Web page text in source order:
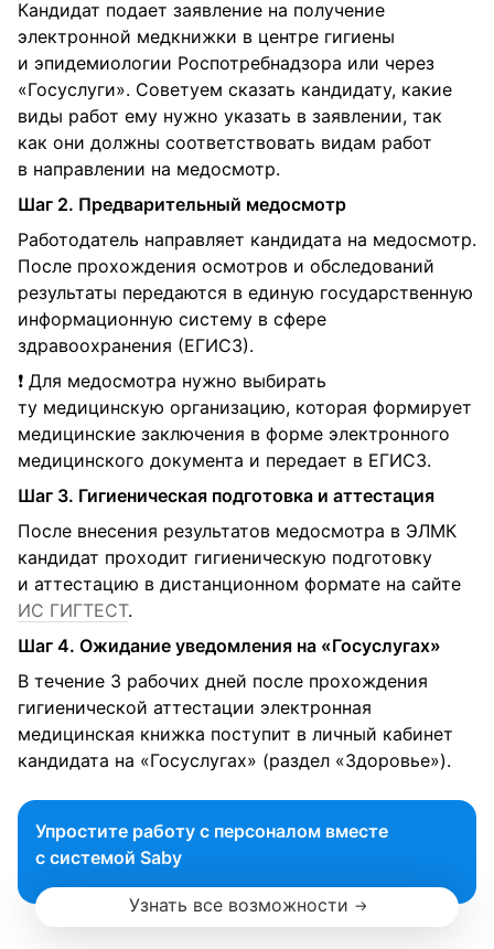
Кандидат подает заявление на получение
электронной медкнижки в центре гигиены
и эпидемиологии Роспотребнадзора или через
«Госуслуги». Советуем сказать кандидату, какие
виды работ ему нужно указать в заявлении, так
как они должны соответствовать видам работ
в направлении на медосмотр.
Шаг 2. Предварительный медосмотр
Работодатель направляет кандидата на медосмотр.
После прохождения осмотров и обследований
результаты передаются в единую государственную
информационную систему в сфере
здравоохранения (ЕГИСЗ).
❗ Для медосмотра нужно выбирать
ту медицинскую организацию, которая формирует
медицинские заключения в форме электронного
медицинского документа и передает в ЕГИСЗ.
Шаг 3. Гигиеническая подготовка и аттестация
После внесения результатов медосмотра в ЭЛМК
кандидат проходит гигиеническую подготовку
и аттестацию в дистанционном формате на сайте
ИС ГИГТЕСТ.
Шаг 4. Ожидание уведомления на «Госуслугах»
В течение 3 рабочих дней после прохождения
гигиенической аттестации электронная
медицинская книжка поступит в личный кабинет
кандидата на «Госуслугах» (раздел «Здоровье»).
Упростите работу с персоналом вместе
с системой Saby
Узнать все возможности